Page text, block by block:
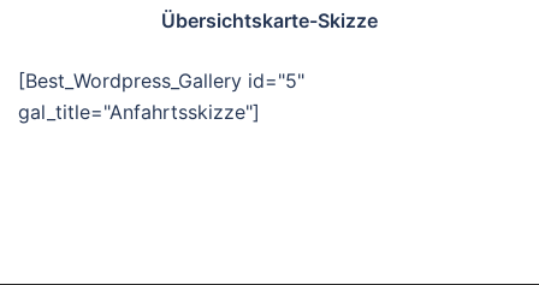
Übersichtskarte-Skizze
[Best_Wordpress_Gallery id="5"
gal_title="Anfahrtsskizze"]